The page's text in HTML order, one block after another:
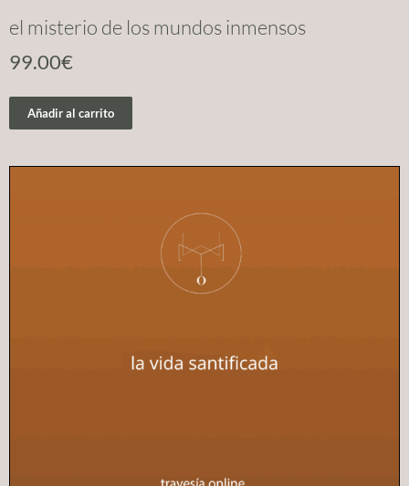
el misterio de los mundos inmensos
99.00€
Añadir al carrito